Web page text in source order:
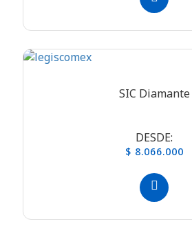
SIC Diamante
DESDE:
$ 8.066.000